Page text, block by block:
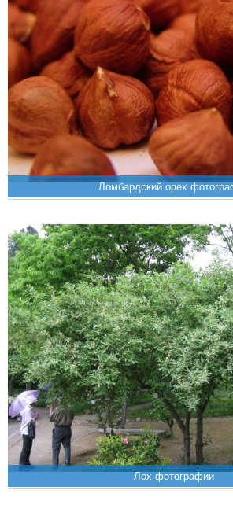
Ломбардский орех
Лох фотографии